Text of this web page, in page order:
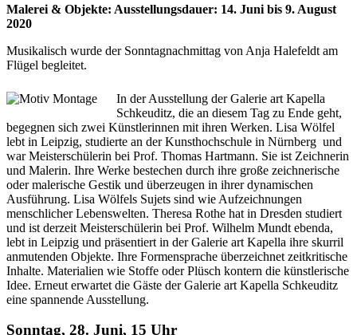
Malerei & Objekte: Ausstellungsdauer: 14. Juni bis 9. August
2020
Musikalisch wurde der Sonntagnachmittag von Anja Halefeldt am
Flügel begleitet.
In der Ausstellung der Galerie art Kapella
Schkeuditz, die an diesem Tag zu Ende geht,
begegnen sich zwei Künstlerinnen mit ihren Werken. Lisa Wölfel
lebt in Leipzig, studierte an der Kunsthochschule in Nürnberg und
war Meisterschülerin bei Prof. Thomas Hartmann. Sie ist Zeichnerin
und Malerin. Ihre Werke bestechen durch ihre große zeichnerische
oder malerische Gestik und überzeugen in ihrer dynamischen
Ausführung. Lisa Wölfels Sujets sind wie Aufzeichnungen
menschlicher Lebenswelten. Theresa Rothe hat in Dresden studiert
und ist derzeit Meisterschülerin bei Prof. Wilhelm Mundt ebenda,
lebt in Leipzig und präsentiert in der Galerie art Kapella ihre skurril
anmutenden Objekte. Ihre Formensprache überzeichnet zeitkritische
Inhalte. Materialien wie Stoffe oder Plüsch kontern die künstlerische
Idee. Erneut erwartet die Gäste der Galerie art Kapella Schkeuditz
eine spannende Ausstellung.
Sonntag, 28. Juni, 15 Uhr